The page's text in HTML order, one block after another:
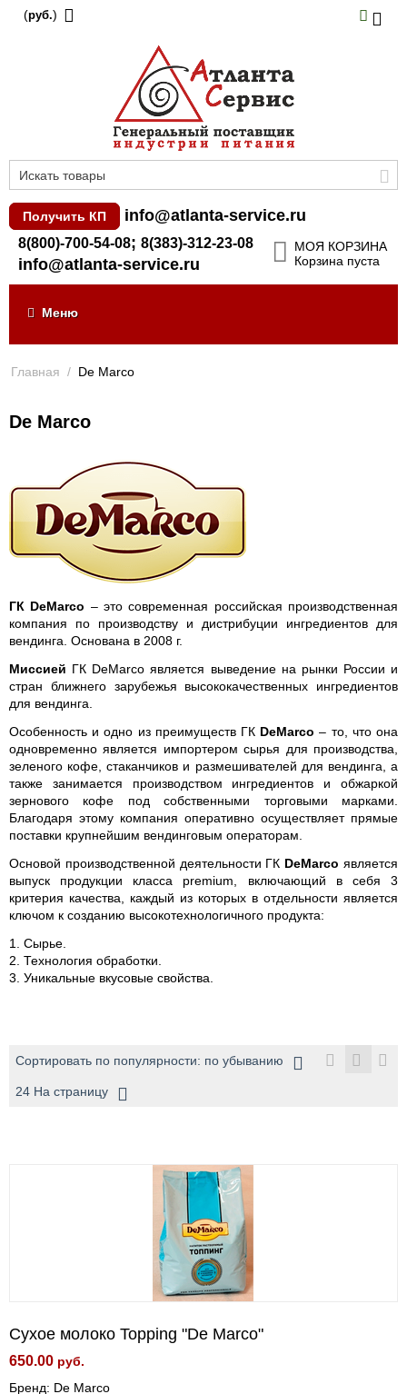
(руб.)
Получить КП info@atlanta-service.ru
8(800)-700-54-08; 8(383)-312-23-08
info@atlanta-service.ru
МОЯ КОРЗИНА
Корзина пуста
Меню
Главная / De Marco
De Marco
ГК DeMarco – это современная российская производственная
компания по производству и дистрибуции ингредиентов для
вендинга. Основана в 2008 г.
Миссией ГК DeMarco является выведение на рынки России и
стран ближнего зарубежья высококачественных ингредиентов
для вендинга.
Особенность и одно из преимуществ ГК DeMarco– то, что она
одновременно является импортером сырья для производства,
зеленого кофе, стаканчиков и размешивателей для вендинга, а
также занимается производством ингредиентов и обжаркой
зернового кофе под собственными торговыми марками.
Благодаря этому компания оперативно осуществляет прямые
поставки крупнейшим вендинговым операторам.
Основой производственной деятельности ГК DeMarco является
выпуск продукции класса premium, включающий в себя 3
критерия качества, каждый из которых в отдельности является
ключом к созданию высокотехнологичного продукта:
1. Сырье.
2. Технология обработки.
3. Уникальные вкусовые свойства.
Сортировать по популярности: по убыванию
24 На страницу
Сухое молоко Topping "De Marco"
650.00 руб.
Бренд: De Marco